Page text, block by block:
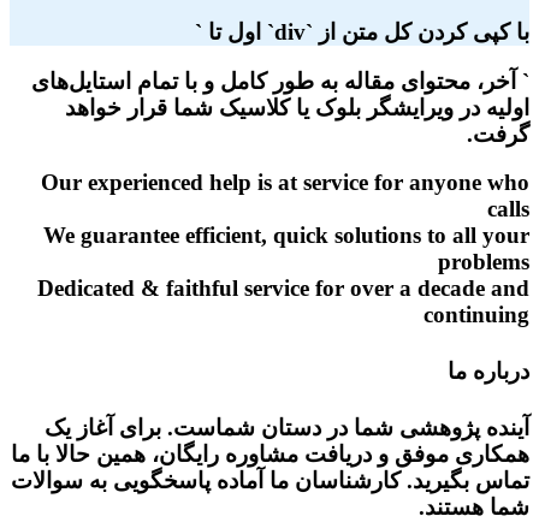
با کپی کردن کل متن از `div` اول تا `
` آخر، محتوای مقاله به طور کامل و با تمام استایل‌های
اولیه در ویرایشگر بلوک یا کلاسیک شما قرار خواهد
گرفت.
Our experienced help is at service for anyone who
calls
We guarantee efficient, quick solutions to all your
problems
Dedicated & faithful service for over a decade and
continuing
درباره ما
آینده پژوهشی شما در دستان شماست. برای آغاز یک
همکاری موفق و دریافت مشاوره رایگان، همین حالا با ما
تماس بگیرید. کارشناسان ما آماده پاسخگویی به سوالات
شما هستند.